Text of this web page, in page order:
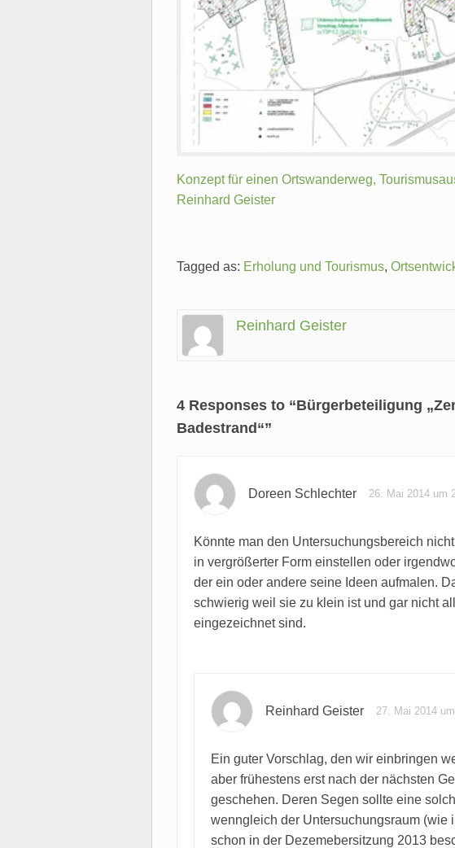
Konzept für einen Ortswanderweg,
Reinhard Geister
Tagged as: Erholung und Tourismus,
Reinhard Geister
4 Responses to “Bürgerbeteiligung
Badestrand“”
Doreen Schlechter 26. Mai 2014 um
Könnte man den Untersuchungsbereich
in vergrößerter Form einstellen oder
der ein oder andere seine Ideen aufmalen.
schwierig weil sie zu klein ist und gar nicht
eingezeichnet sind.
Reinhard Geister 27. Mai 2014
Ein guter Vorschlag, den wir einbringen
aber frühestens erst nach der nächsten
geschehen. Deren Segen sollte eine
wenngleich der Untersuchungsraum (wie
schon in der Dezemebersitzung 2013